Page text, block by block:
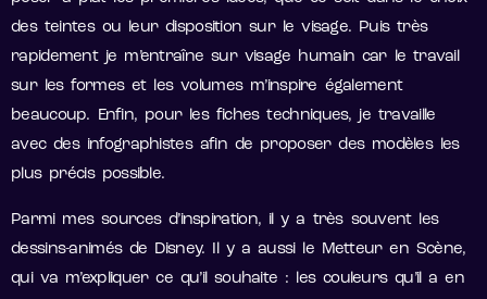
des teintes ou leur disposition sur le visage. Puis très
rapidement je m’entraîne sur visage humain car le travail
sur les formes et les volumes m’inspire également
beaucoup. Enfin, pour les fiches techniques, je travaille
avec des infographistes afin de proposer des modèles les
plus précis possible.
Parmi mes sources d’inspiration, il y a très souvent les
dessins-animés de Disney. Il y a aussi le Metteur en Scène,
qui va m’expliquer ce qu’il souhaite : les couleurs qu’il a en